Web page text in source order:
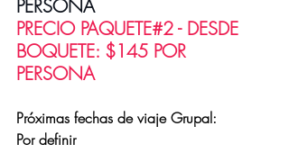
PERSONA
PRECIO PAQUETE#2 - DESDE
BOQUETE: $145 POR
PERSONA
Próximas fechas de viaje Grupal:
Por definir